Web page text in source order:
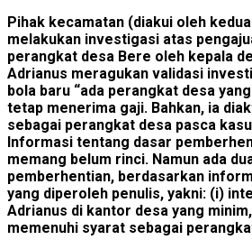
Pihak kecamatan (diakui oleh
melakukan investigasi atas
perangkat desa Bere oleh kepala
Adrianus meragukan validasi
bola baru “ada perangkat desa
tetap menerima gaji. Bahkan, ia
sebagai perangkat desa pasca
Informasi tentang dasar
memang belum rinci. Namun ada
pemberhentian, berdasarkan
yang diperoleh penulis, yakni: (i)
Adrianus di kantor desa yang
memenuhi syarat sebagai